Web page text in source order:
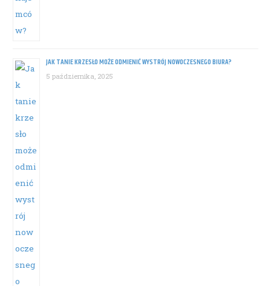
JAK TANIE KRZESŁO MOŻE ODMIENIĆ WYSTRÓJ NOWOCZESNEGO BIURA?
5 października, 2025